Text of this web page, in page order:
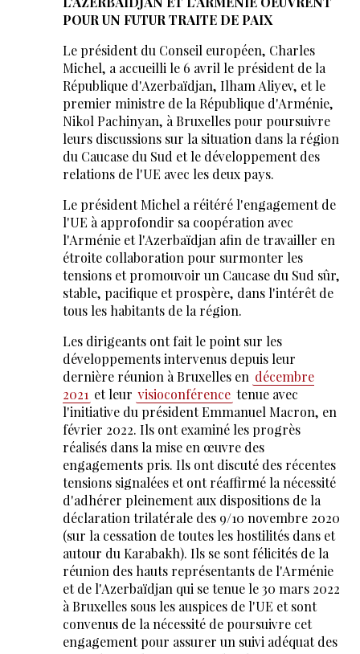
POUR UN FUTUR TRAITE DE PAIX
Le président du Conseil européen, Charles
Michel, a accueilli le 6 avril le président de la
République d'Azerbaïdjan, Ilham Aliyev, et le
premier ministre de la République d'Arménie,
Nikol Pachinyan, à Bruxelles pour poursuivre
leurs discussions sur la situation dans la région
du Caucase du Sud et le développement des
relations de l'UE avec les deux pays.
Le président Michel a réitéré l'engagement de
l'UE à approfondir sa coopération avec
l'Arménie et l'Azerbaïdjan afin de travailler en
étroite collaboration pour surmonter les
tensions et promouvoir un Caucase du Sud sûr,
stable, pacifique et prospère, dans l'intérêt de
tous les habitants de la région.
Les dirigeants ont fait le point sur les
développements intervenus depuis leur
dernière réunion à Bruxelles en décembre
2021 et leur visioconférence tenue avec
l'initiative du président Emmanuel Macron, en
février 2022. Ils ont examiné les progrès
réalisés dans la mise en œuvre des
engagements pris. Ils ont discuté des récentes
tensions signalées et ont réaffirmé la nécessité
d'adhérer pleinement aux dispositions de la
déclaration trilatérale des 9/10 novembre 2020
(sur la cessation de toutes les hostilités dans et
autour du Karabakh). Ils se sont félicités de la
réunion des hauts représentants de l'Arménie
et de l'Azerbaïdjan qui se tenue le 30 mars 2022
à Bruxelles sous les auspices de l'UE et sont
convenus de la nécessité de poursuivre cet
engagement pour assurer un suivi adéquat des